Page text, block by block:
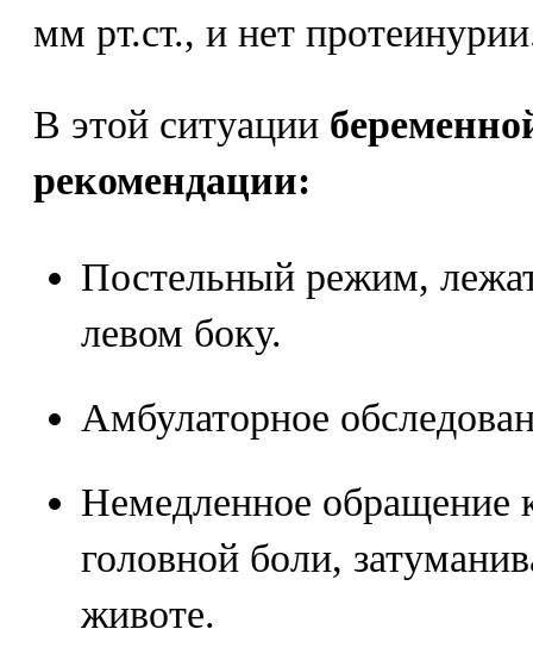
мм рт.ст., и нет
В этой ситуации
рекомендации:
Постельный режим,
левом боку.
Амбулаторное
Немедленное обращение
головной боли,
животе.